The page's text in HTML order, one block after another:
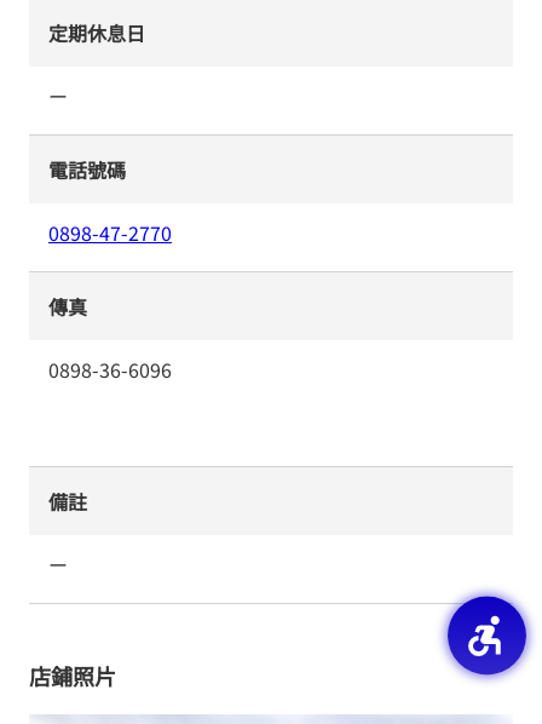
定期休息日
ー
電話號碼
0898-47-2770
傳真
0898-36-6096
備註
ー
店鋪照片